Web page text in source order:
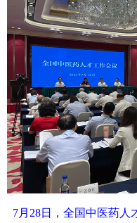
7月28日，全国中医药人